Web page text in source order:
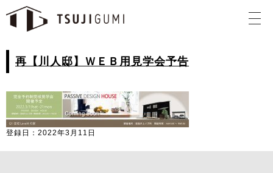
再【川人邸】ＷＥＢ用見学会予告
登録日：2022年3月11日